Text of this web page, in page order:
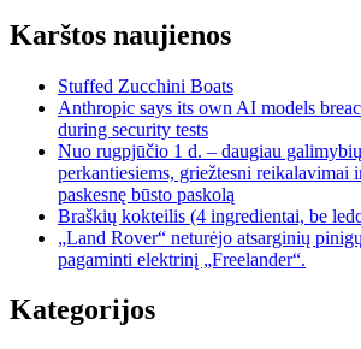
Karštos naujienos
Stuffed Zucchini Boats
Anthropic says its own AI models
during security tests
Nuo rugpjūčio 1 d. – daugiau
perkantiesiems, griežtesni reikalavimai
paskesnę būsto paskolą
Braškių kokteilis (4 ingredientai, be
„Land Rover“ neturėjo atsarginių
pagaminti elektrinį „Freelander“.
Kategorijos